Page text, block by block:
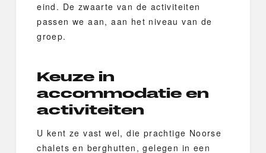
eind. De zwaarte van de activiteiten
passen we aan, aan het niveau van de
groep.
Keuze in
accommodatie en
activiteiten
U kent ze vast wel, die prachtige Noorse
chalets en berghutten, gelegen in een